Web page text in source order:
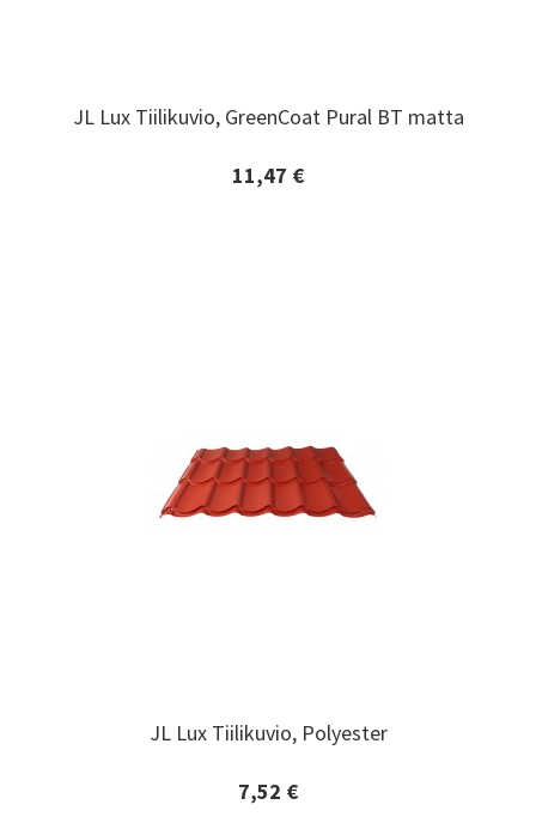
JL Lux Tiilikuvio, GreenCoat Pural BT matta
11,47 €
JL Lux Tiilikuvio, GreenCoat Pural BT matta
Lisätiedot ja tilaaminen
JL Lux Tiilikuvio, Polyester
7,52 €
JL Lux Tiilikuvio, Polyester
Lisätiedot ja tilaaminen